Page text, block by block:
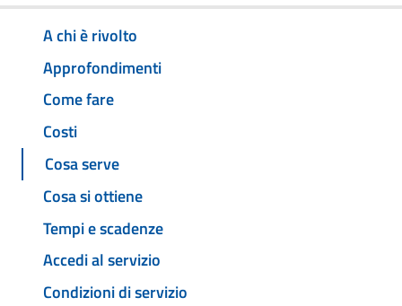
A chi è rivolto
Approfondimenti
Come fare
Costi
Cosa serve
Cosa si ottiene
Tempi e scadenze
Accedi al servizio
Condizioni di servizio